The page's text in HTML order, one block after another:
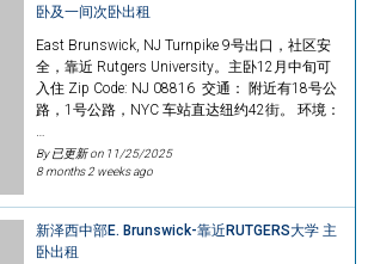
卧及一间次卧出租
East Brunswick, NJ Turnpike 9号出口，社区安
全，靠近 Rutgers University。主卧12月中旬可
入住 Zip Code: NJ 08816 交通： 附近有18号公
路，1号公路，NYC 车站直达纽约42街。 环境：
By 已更新 on 11/25/2025
8 months 2 weeks ago
新泽西中部E. Brunswick-靠近RUTGERS大学 主
卧出租